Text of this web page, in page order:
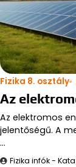
Fizika 8. osztály
Az
Az elektromos
jelentőségű. A
…
Fizika infók - Kata